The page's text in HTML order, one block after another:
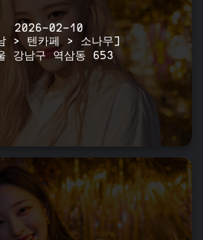
2026-02-10
> 텐카페 > 소나무]
강남구 역삼동 653